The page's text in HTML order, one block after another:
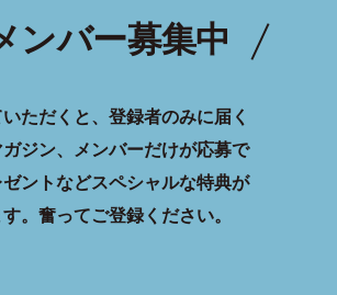
ンバー募集中
ただくと、登録者のみに届く
ガジン、メンバーだけが応募で
ゼントなどスペシャルな特典が
。 奮ってご登録ください。